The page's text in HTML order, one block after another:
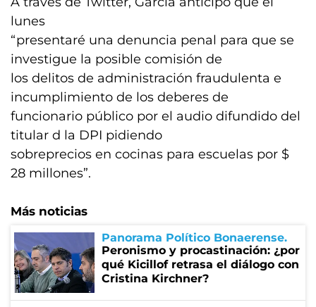
lunes
“presentaré una denuncia penal para que se
investigue la posible comisión de
los delitos de administración fraudulenta e
incumplimiento de los deberes de
funcionario público por el audio difundido del
titular d la DPI pidiendo
sobreprecios en cocinas para escuelas por $
28 millones”.
Más noticias
Panorama Político Bonaerense
Peronismo y procastinación: ¿por
qué Kicillof retrasa el diálogo con
Cristina Kirchner?